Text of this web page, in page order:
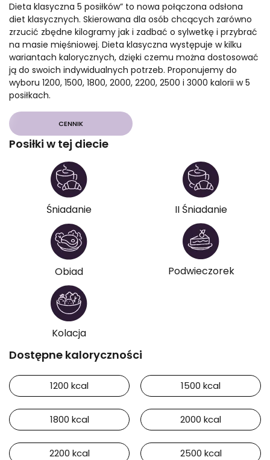
Dieta klasyczna 5 posiłków” to nowa połączona odsłona
diet klasycznych. Skierowana dla osób chcących zarówno
zrzucić zbędne kilogramy jak i zadbać o sylwetkę i przybrać
na masie mięśniowej. Dieta klasyczna występuje w kilku
wariantach kalorycznych, dzięki czemu można dostosować
ją do swoich indywidualnych potrzeb. Proponujemy do
wyboru 1200, 1500, 1800, 2000, 2200, 2500 i 3000 kalorii w 5
posiłkach.
CENNIK
Posiłki w tej diecie
Śniadanie II Śniadanie
Obiad Podwieczorek
Kolacja
Dostępne kaloryczności
1200 kcal 1500 kcal
1800 kcal 2000 kcal
2200 kcal 2500 kcal